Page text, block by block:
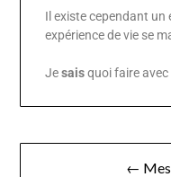
Il existe cependant un
expérience de vie se
Jesaisquoi faire avec
←